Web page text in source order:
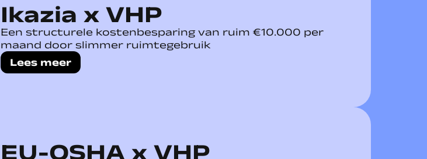
Ikazia x VHP
Een structurele kostenbesparing van ruim €10.000 per
maand door slimmer ruimtegebruik
Lees meer
EU-OSHA x VHP